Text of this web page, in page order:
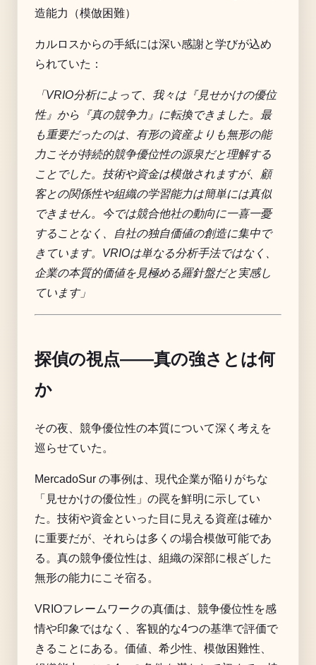
造能力（模倣困難）
カルロスからの手紙には深い感謝と学びが込め
られていた：
「VRIO分析によって、我々は『見せかけの優位
性』から『真の競争力』に転換できました。最
も重要だったのは、有形の資産よりも無形の能
力こそが持続的競争優位性の源泉だと理解する
ことでした。技術や資金は模倣されますが、顧
客との関係性や組織の学習能力は簡単には真似
できません。今では競合他社の動向に一喜一憂
することなく、自社の独自価値の創造に集中で
きています。VRIOは単なる分析手法ではなく、
企業の本質的価値を見極める羅針盤だと実感し
ています」
探偵の視点——真の強さとは何
か
その夜、競争優位性の本質について深く考えを
巡らせていた。
MercadoSur の事例は、現代企業が陥りがちな
「見せかけの優位性」の罠を鮮明に示してい
た。技術や資金といった目に見える資産は確か
に重要だが、それらは多くの場合模倣可能であ
る。真の競争優位性は、組織の深部に根ざした
無形の能力にこそ宿る。
VRIOフレームワークの真価は、競争優位性を感
情や印象ではなく、客観的な4つの基準で評価で
きることにある。価値、希少性、模倣困難性、